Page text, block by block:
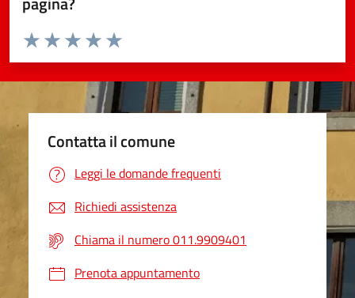
Valuta da 1 a 5 stelle la pagina
Valuta 5 stelle su 5
Valuta 4 stelle su 5
Valuta 3 stelle su 5
Valuta 2 stelle su 5
Valuta 1 stelle su 5
Contatta il comune
Leggi le domande frequenti
Richiedi assistenza
Chiama il numero 011.9909401
Prenota appuntamento